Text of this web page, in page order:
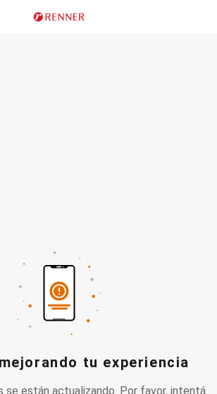
tu experiencia
se están actualizando. Por favor, intentá